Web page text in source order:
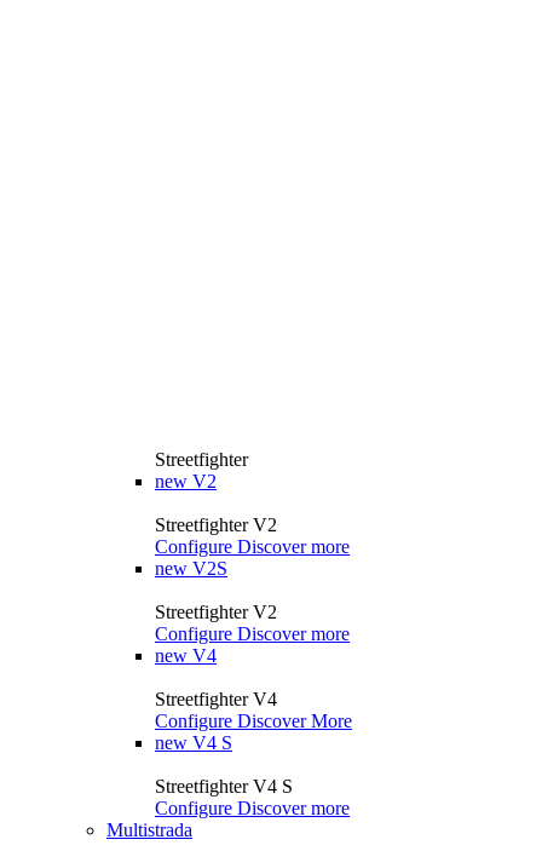
Streetfighter
new V2
Streetfighter V2
Configure Discover more
new V2S
Streetfighter V2
Configure Discover more
new V4
Streetfighter V4
Configure Discover More
new V4 S
Streetfighter V4 S
Configure Discover more
Multistrada